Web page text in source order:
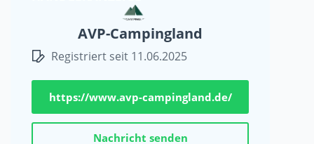
AVP-Campingland
Registriert seit 11.06.2025
https://www.avp-campingland.de/
Nachricht senden